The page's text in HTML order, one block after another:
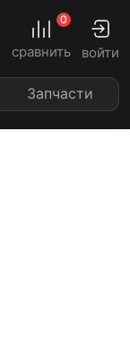
сравнить
0
войти
Запчасти